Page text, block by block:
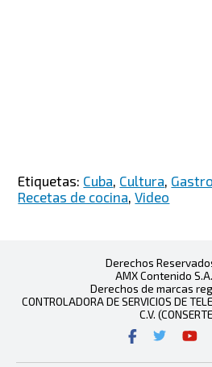
Etiquetas: Cuba Cultura
Recetas de cocina ,Video
Derechos
AMX Contenido S.A.
Derechos de marcas
CONTROLADORA DE SERVICIOS DE
C.V.